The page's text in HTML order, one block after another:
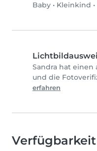
Baby • Kleinkind •
Sandra hat
und die
erfahren
Verfügbarkeit